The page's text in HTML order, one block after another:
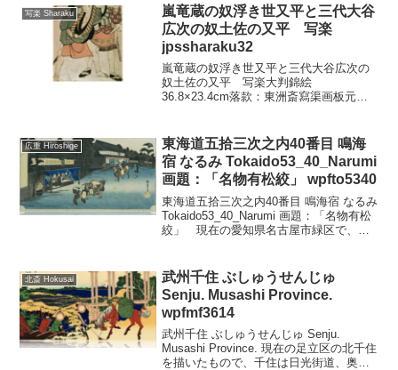
性の名前の最初...
写楽 Sharaku
嵐竜蔵の奴浮き世又平と三代大谷
広次の奴土佐の又平 写楽
jpssharaku32
嵐竜蔵の奴浮き世又平と三代大谷広次の
奴土佐の又平 写楽大判錦絵
36.8×23.4cm落款：東洲斎寫渠画板元：
の両者の対照を明瞭にすることにポイン
トをおいています。この絵も...
広重 Hiroshige
東海道五拾三次之内40番目 鳴海
宿 なるみ Tokaido53_40_Narumi
画題：「名物有松絞」 wpfto5340
東海道五拾三次之内40番目 鳴海宿 なるみ
Tokaido53_40_Narumi 画題：「名物有松
絞」 現在の愛知県名古屋市緑区で、池
ているが、すぐ東北の有松から産...
北斎 Hokusai
武州千住 ぶしゅうせんじゅ
Senju. Musashi Province.
wpfmf3614
武州千住 ぶしゅうせんじゅ Senju.
Musashi Province. 現在の足立区の北千住
を描いたもので、千住は日光街道、奥州